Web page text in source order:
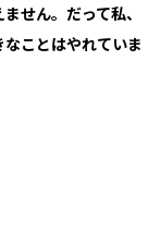
せん。だって私、
ことはやれていま